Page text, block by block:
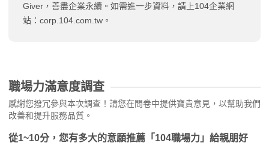
Giver，善盡企業永續。如需進一步資料，請上104企業網
站：corp.104.com.tw。
職場力滿意度調查
感謝您撥冗參與本次調查！請您在問卷中提供寶貴意見，以幫助我們
改善和提升服務品質。
從1~10分，您有多大的意願推薦「104職場力」給親朋好